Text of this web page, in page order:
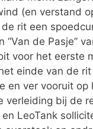
(en verstand
rit een
“Van de Pasje”
voor het eerste
einde van de rit
en ver vooruit
verleiding bij de
LeoTank